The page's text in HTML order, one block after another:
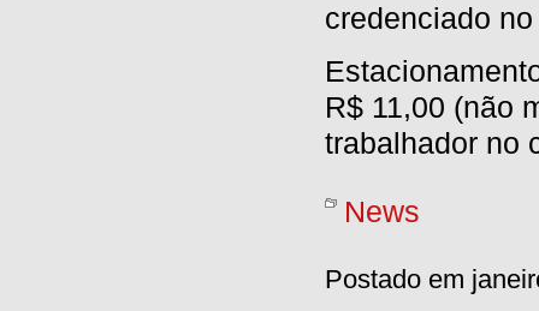
credenciado
R$ 11,00 (não
trabalhador no
News
Postado em